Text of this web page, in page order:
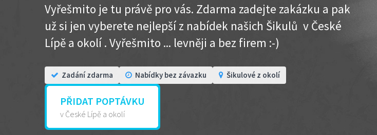
Vyřešmito je tu právě pro vás. Zdarma zadejte zakázku a pak
už si jen vyberete nejlepší z nabídek našich Šikulů v České
Lípě a okolí . Vyřešmito ... levněji a bez firem :-)
Zadání zdarma Nabídky bez závazku Šikulové z okolí
PŘIDAT POPTÁVKU
v České Lípě a okolí